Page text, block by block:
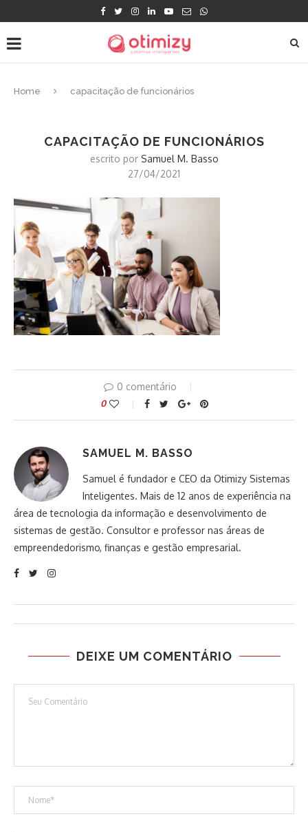
Home capacitação de funcionários
CAPACITAÇÃO DE FUNCIONÁRIOS
escrito por Samuel M. Basso
27/04/2021
0 comentário
0
SAMUEL M. BASSO
Samuel é fundador e CEO da Otimizy Sistemas
Inteligentes. Mais de 12 anos de experiência na
área de tecnologia da informação e desenvolvimento de
sistemas de gestão. Consultor e professor nas áreas de
empreendedorismo, finanças e gestão empresarial.
DEIXE UM COMENTÁRIO